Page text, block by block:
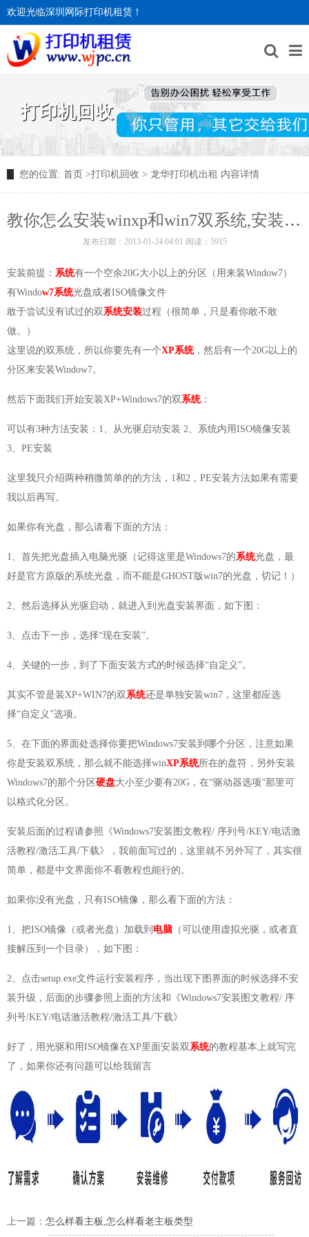
欢迎光临深圳网际打印机租赁！
打印机回收
您的位置: 首页 >打印机回收 > 龙华打印机出租 内容详情
教你怎么安装winxp和win7双系统,安装双系统
发布日期：2013-01-24 04:01 阅读：5915
安装前提： 系统有一个空余20G大小以上的分区（用来装Window7）
有Window7系统光盘或者ISO镜像文件
敢于尝试没有试过的双系统安装过程（很简单，只是看你敢不敢
做。）
这里说的双系统，所以你要先有一个XP系统，然后有一个20G以上的
分区来安装Window7。
然后下面我们开始安装XP+Windows7的双系统：
可以有3种方法安装：1、从光驱启动安装 2、系统内用ISO镜像安装
3、PE安装
这里我只介绍两种稍微简单的的方法，1和2，PE安装方法如果有需要
我以后再写。
如果你有光盘，那么请看下面的方法：
1、首先把光盘插入电脑光驱（记得这里是Windows7的系统光盘，最
好是官方原版的系统光盘，而不能是GHOST版win7的光盘，切记！）
2、然后选择从光驱启动，就进入到光盘安装界面，如下图：
3、点击下一步，选择“现在安装”。
4、关键的一步，到了下面安装方式的时候选择“自定义”。
其实不管是装XP+WIN7的双系统还是单独安装win7，这里都应选
择“自定义”选项。
5、在下面的界面处选择你要把Windows7安装到哪个分区，注意如果
你是安装双系统，那么就不能选择winXP系统所在的盘符，另外安装
Windows7的那个分区硬盘大小至少要有20G，在“驱动器选项”那里可
以格式化分区。
安装后面的过程请参照《Windows7安装图文教程/ 序列号/KEY/电话激
活教程/激活工具/下载》，我前面写过的，这里就不另外写了，其实很
简单，都是中文界面你不看教程也能行的。
如果你没有光盘，只有ISO镜像，那么看下面的方法：
1、把ISO镜像（或者光盘）加载到 电脑 （可以使用虚拟光驱，或者直
接解压到一个目录），如下图：
2、点击setup.exe文件运行安装程序，当出现下图界面的时候选择不安
装升级，后面的步骤参照上面的方法和《Windows7安装图文教程/ 序
列号/KEY/电话激活教程/激活工具/下载》
好了，用光驱和用ISO镜像在XP里面安装双系统的教程基本上就写完
了，如果你还有问题可以给我留言
上一篇： 怎么样看主板,怎么样看老主板类型